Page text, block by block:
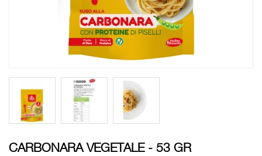
CARBONARA VEGETALE - 53 GR